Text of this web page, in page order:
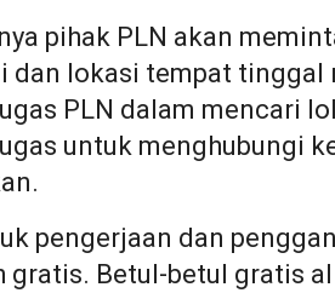
pihak PLN akan
dan lokasi tempat tinggal
PLN dalam mencari
untuk menghubungi
pengerjaan dan
gratis. Betul-betul gratis